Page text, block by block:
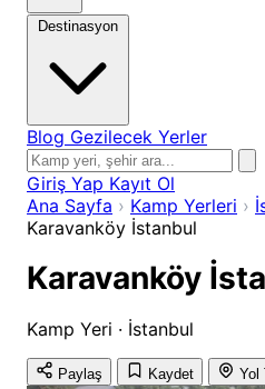
Destinasyon
Blog Gezilecek Yerler
Giriş Yap Kayıt Ol
Ana Sayfa › Kamp Yerleri ›
Karavanköy İstanbul
Karavanköy
Kamp Yeri · İstanbul
Paylaş Kaydet Yol